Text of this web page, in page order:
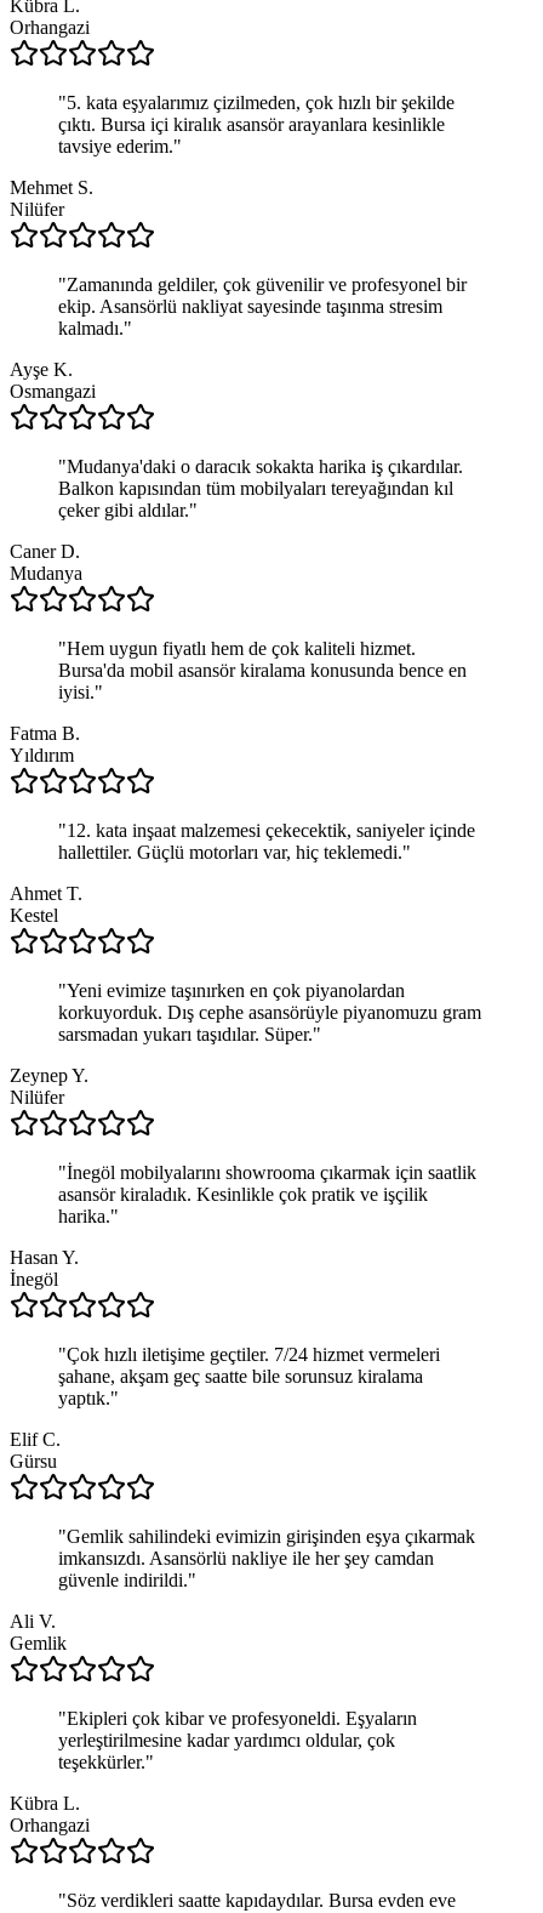
Kübra L.
Orhangazi
"5. kata eşyalarımız çizilmeden, çok hızlı bir şekilde
çıktı. Bursa içi kiralık asansör arayanlara kesinlikle
tavsiye ederim."
Mehmet S.
Nilüfer
"Zamanında geldiler, çok güvenilir ve profesyonel bir
ekip. Asansörlü nakliyat sayesinde taşınma stresim
kalmadı."
Ayşe K.
Osmangazi
"Mudanya'daki o daracık sokakta harika iş çıkardılar.
Balkon kapısından tüm mobilyaları tereyağından kıl
çeker gibi aldılar."
Caner D.
Mudanya
"Hem uygun fiyatlı hem de çok kaliteli hizmet.
Bursa'da mobil asansör kiralama konusunda bence en
iyisi."
Fatma B.
Yıldırım
"12. kata inşaat malzemesi çekecektik, saniyeler içinde
hallettiler. Güçlü motorları var, hiç teklemedi."
Ahmet T.
Kestel
"Yeni evimize taşınırken en çok piyanolardan
korkuyorduk. Dış cephe asansörüyle piyanomuzu gram
sarsmadan yukarı taşıdılar. Süper."
Zeynep Y.
Nilüfer
"İnegöl mobilyalarını showrooma çıkarmak için saatlik
asansör kiraladık. Kesinlikle çok pratik ve işçilik
harika."
Hasan Y.
İnegöl
"Çok hızlı iletişime geçtiler. 7/24 hizmet vermeleri
şahane, akşam geç saatte bile sorunsuz kiralama
yaptık."
Elif C.
Gürsu
"Gemlik sahilindeki evimizin girişinden eşya çıkarmak
imkansızdı. Asansörlü nakliye ile her şey camdan
güvenle indirildi."
Ali V.
Gemlik
"Ekipleri çok kibar ve profesyoneldi. Eşyaların
yerleştirilmesine kadar yardımcı oldular, çok
teşekkürler."
Kübra L.
Orhangazi
"Söz verdikleri saatte kapıdaydılar. Bursa evden eve